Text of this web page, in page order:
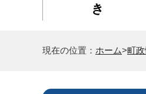
き
現在の位置： ホーム>町